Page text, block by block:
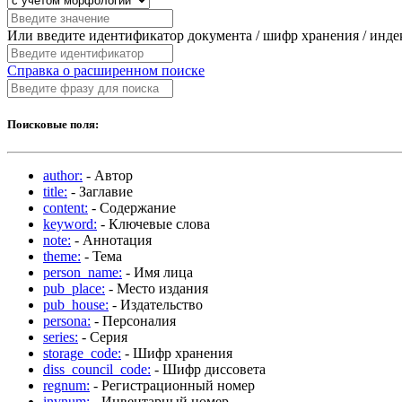
Или введите идентификатор документа / шифр хранения /
Справка о расширенном поиске
Поисковые поля:
author: - Автор
title: - Заглавие
content: - Содержание
keyword: - Ключевые слова
note: - Аннотация
theme: - Тема
person_name: - Имя лица
pub_place: - Место издания
pub_house: - Издательство
persona: - Персоналия
series: - Серия
storage_code: - Шифр хранения
diss_council_code: - Шифр диссовета
regnum: - Регистрационный номер